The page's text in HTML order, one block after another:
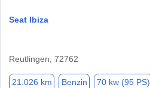
Seat Ibiza
Reutlingen, 72762
21.026 km Benzin 70 kw (95 PS)